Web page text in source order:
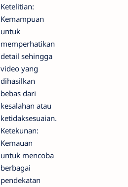
Ketelitian:
Kemampuan
untuk
memperhatikan
detail sehingga
video yang
dihasilkan
bebas dari
kesalahan atau
ketidaksesuaian.
Ketekunan:
Kemauan
untuk mencoba
berbagai
pendekatan